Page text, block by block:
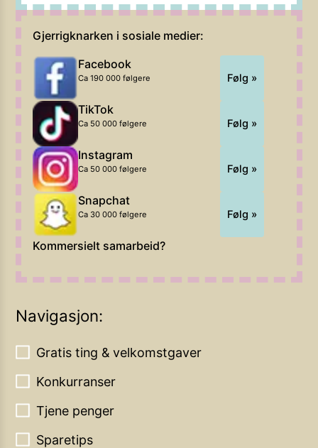
Gjerrigknarken i sosiale medier:
Facebook
Ca 190 000 følgere Følg »
TikTok
Ca 50 000 følgere Følg »
Instagram
Ca 50 000 følgere Følg »
Snapchat
Ca 30 000 følgere Følg »
Kommersielt samarbeid?
Navigasjon:
Gratis ting & velkomstgaver
Konkurranser
Tjene penger
Sparetips